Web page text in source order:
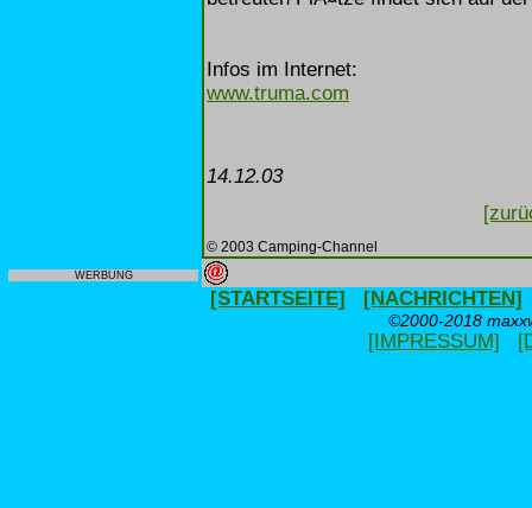
WERBUNG
Infos im Internet:
www.truma.com
14.12.03
© 2003 Camping-Channel
[STARTSEITE] [NACHRICHTEN]
©2000-2018
[IMPRESSUM]